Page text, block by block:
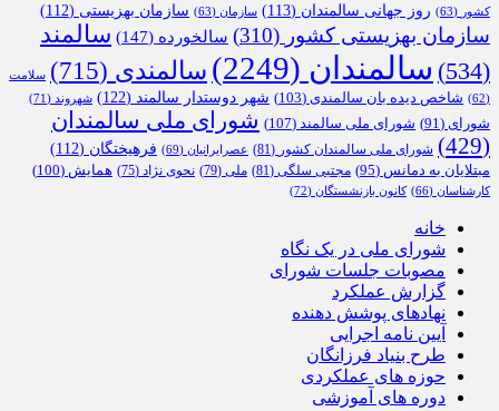
کشور (63) روز جهانی سالمندان (113) سازمان (63) سازمان بهزیستی (112)
سازمان بهزیستی کشور (310) سالخورده (147)
سالمند
(534)
سالمندان (2249) سالمندی (715)
سلامت
(62)
شاخص دیده بان سالمندی (103) شهر دوستدار سالمند (122) شهروند (71)
شورای (91) شورای ملی سالمند (107)
شورای ملی سالمندان
(429)
شورای ملی سالمندان کشور (81) عصرایرانیان (69) فرهیختگان (112)
مبتلایان به دمانس (95) مجتبی سلگی (81) ملی (79) نحوی نژاد (75) همایش (100)
کارشناسان (66) کانون بازنشستگان (72)
خانه
شورای ملی در یک نگاه
مصوبات جلسات شورای
گزارش عملکرد
نهادهای پوشش دهنده
آیین نامه اجرایی
طرح بنیاد فرزانگان
حوزه های عملکردی
دوره های آموزشی